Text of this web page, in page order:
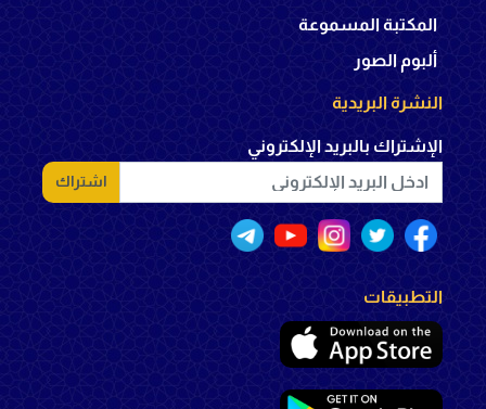
المكتبة المسموعة
ألبوم الصور
النشرة البريدية
الإشتراك بالبريد الإلكتروني
اشتراك
التطبيقات